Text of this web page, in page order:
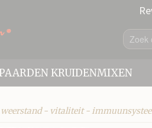
KRUIDENMIXEN
weerstand - vitaliteit -